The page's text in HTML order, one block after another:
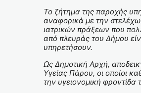
Το ζήτημα της παροχής
αναφορικά με την
ιατρικών πράξεων που
από πλευράς του Δήμου
υπηρετήσουν.
Ως Δημοτική Αρχή,
Υγείας Πάρου, οι οποίοι
την υγειονομική